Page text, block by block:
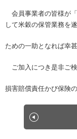
トランクルーム
入会のご案内
お役立ち情報
人材の確保・育
物流関連製品・
物効法認定取得
倉庫管理主任者
倉庫管理主任者
教育研修事業に
お問い合わせ
ご意見箱
メールマガジン
法律相談
メルマガ登録
会員事業者の皆様が
して米穀の保管業務を
ための一助となれば幸甚
ご加入につき是非ご検
損害賠償責任かび保険